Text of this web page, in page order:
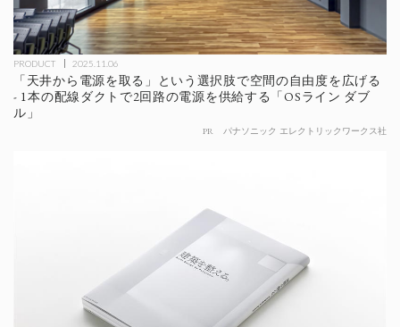
PRODUCT 2025.11.06
「天井から電源を取る」という選択肢で空間の自由度を広げる
- 1本の配線ダクトで2回路の電源を供給する「OSライン ダブ
ル」
PR パナソニック エレクトリックワークス社